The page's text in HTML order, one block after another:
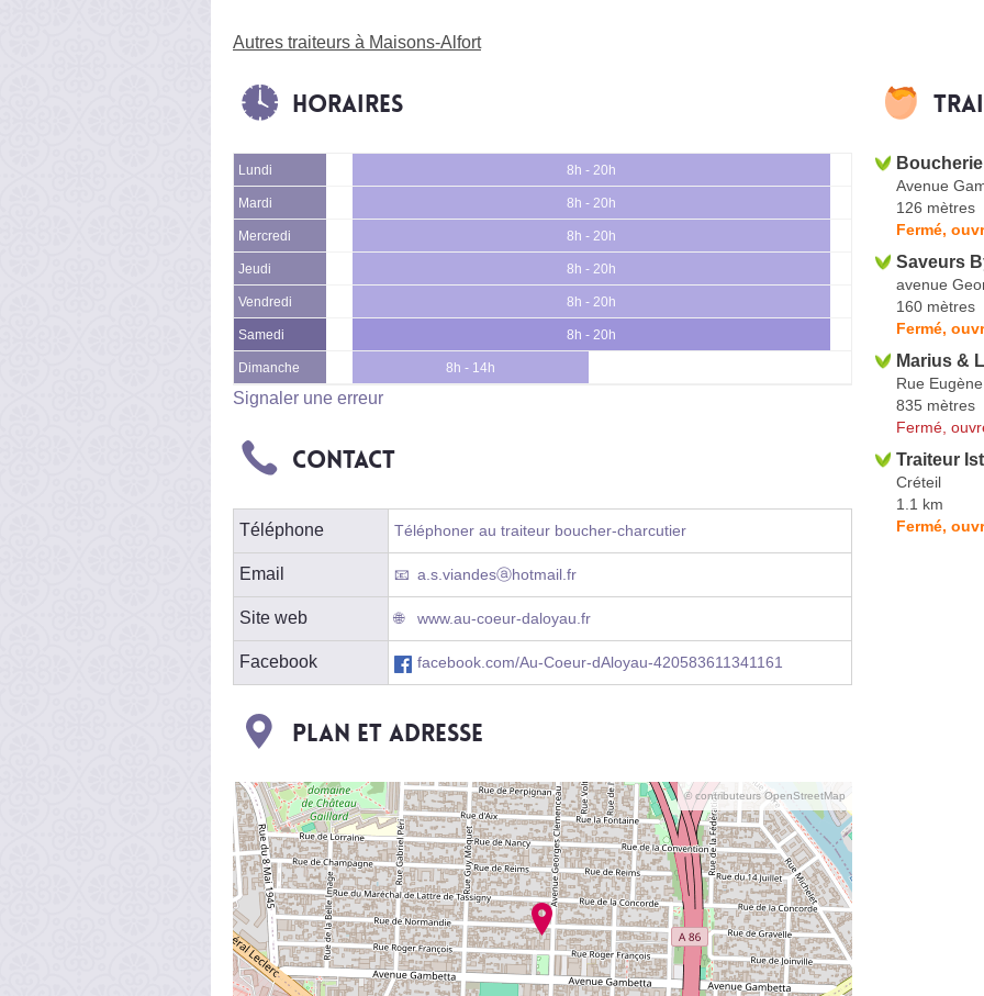
Autres traiteurs à Maisons-Alfort
Horaires
Lundi 8h - 20h
Mardi 8h - 20h
Mercredi 8h - 20h
Jeudi 8h - 20h
Vendredi 8h - 20h
Samedi 8h - 20h
Dimanche 8h - 14h
Signaler une erreur
Contact
Téléphone Téléphoner au traiteur boucher-charcutier
Email a.s.viandesⓐhotmail.fr
Site web www.au-coeur-daloyau.fr
Facebook facebook.com/Au-Coeur-dAloyau-420583611341161
Plan et adresse
© contributeurs OpenStreetMap
Avenue
126 mètres
Fermé,
Saveurs
avenue
160 mètres
Fermé,
Marius &
Rue
835 mètres
Fermé,
Traiteur
Créteil
1.1 km
Fermé,